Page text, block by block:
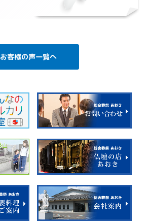
お客様の声一覧へ